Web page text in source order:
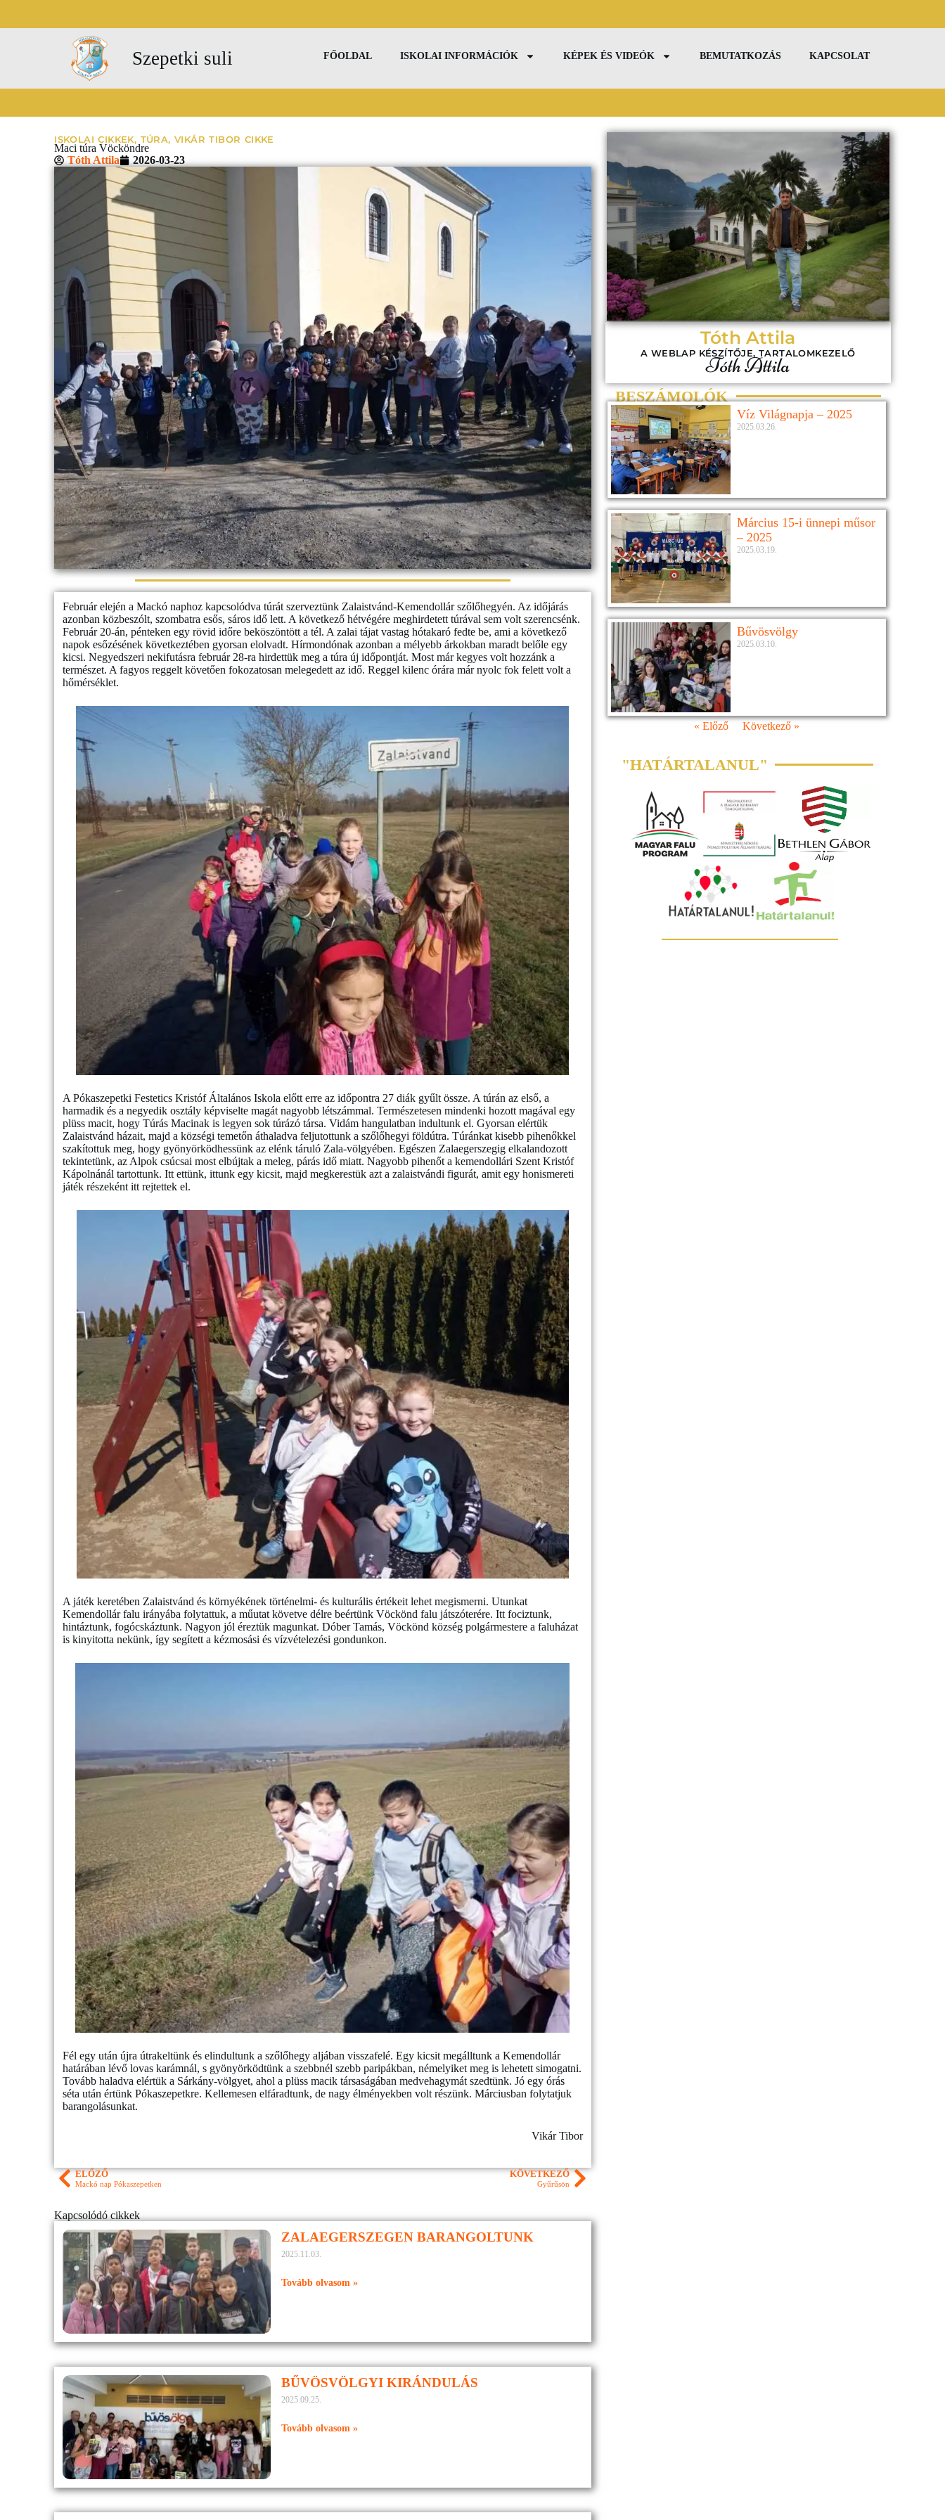
Szepetki suli FŐOLDAL ISKOLAI INFORMÁCIÓK KÉPEK ÉS VIDEÓK BEMUTATKOZÁS KAPCSOLAT
ISKOLAI CIKKEK, TÚRA,VIKÁR TIBOR CIKKE
Maci túra Vöcköndre
Tóth Attila
2026-03-23
Február elején a Mackó naphoz kapcsolódva túrát szerveztünk Zalaistvánd-Kemendollár szőlőhegyén. Az időjárás
azonban közbeszólt, szombatra esős, sáros idő lett. A következő hétvégére meghirdetett túrával sem volt szerencsénk.
Február 20-án, pénteken egy rövid időre beköszöntött a tél. A zalai tájat vastag hótakaró fedte be, ami a következő
napok esőzésének következtében gyorsan elolvadt. Hírmondónak azonban a mélyebb árkokban maradt belőle egy
kicsi. Negyedszeri nekifutásra február 28-ra hirdettük meg a túra új időpontját. Most már kegyes volt hozzánk a
természet. A fagyos reggelt követően fokozatosan melegedett az idő. Reggel kilenc órára már nyolc fok felett volt a
hőmérséklet.
A Pókaszepetki Festetics Kristóf Általános Iskola előtt erre az időpontra 27 diák gyűlt össze. A túrán az első, a
harmadik és a negyedik osztály képviselte magát nagyobb létszámmal. Természetesen mindenki hozott magával egy
plüss macit, hogy Túrás Macinak is legyen sok túrázó társa. Vidám hangulatban indultunk el. Gyorsan elértük
Zalaistvánd házait, majd a községi temetőn áthaladva feljutottunk a szőlőhegyi földútra. Túránkat kisebb pihenőkkel
szakítottuk meg, hogy gyönyörködhessünk az elénk táruló Zala-völgyében. Egészen Zalaegerszegig elkalandozott
tekintetünk, az Alpok csúcsai most elbújtak a meleg, párás idő miatt. Nagyobb pihenőt a kemendollári Szent Kristóf
Kápolnánál tartottunk. Itt ettünk, ittunk egy kicsit, majd megkerestük azt a zalaistvándi figurát, amit egy honismereti
játék részeként itt rejtettek el.
A játék keretében Zalaistvánd és környékének történelmi- és kulturális értékeit lehet megismerni. Utunkat
Kemendollár falu irányába folytattuk, a műutat követve délre beértünk Vöckönd falu játszóterére. Itt fociztunk,
hintáztunk, fogócskáztunk. Nagyon jól éreztük magunkat. Dóber Tamás, Vöckönd község polgármestere a faluházat
is kinyitotta nekünk, így segített a kézmosási és vízvételezési gondunkon.
Fél egy után újra útrakeltünk és elindultunk a szőlőhegy aljában visszafelé. Egy kicsit megálltunk a Kemendollár
határában lévő lovas karámnál, s gyönyörködtünk a szebbnél szebb paripákban, némelyiket meg is lehetett simogatni.
Tovább haladva elértük a Sárkány-völgyet, ahol a plüss macik társaságában medvehagymát szedtünk. Jó egy órás
séta után értünk Pókaszepetkre. Kellemesen elfáradtunk, de nagy élményekben volt részünk. Márciusban folytatjuk
barangolásunkat.
Vikár Tibor
ELŐZŐ
Mackó nap Pókaszepetken
KÖVETKEZŐ
Gyűrűsön
Kapcsolódó cikkek
ZALAEGERSZEGEN BARANGOLTUNK
2025.11.03.
Tovább olvasom »
BŰVÖSVÖLGYI KIRÁNDULÁS
2025.09.25.
Tovább olvasom »
Tóth Attila
A WEBLAP KÉSZÍTŐJE, TARTALOMKEZELŐ
Tóth Attila
BESZÁMOLÓK
Víz Világnapja – 2025
2025.03.26.
Március 15-i ünnepi műsor
– 2025
2025.03.19.
Bűvösvölgy
2025.03.10.
« Előző Következő »
"HATÁRTALANUL"